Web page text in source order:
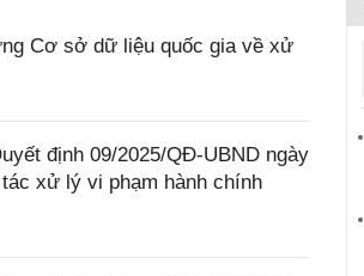
Cơ sở dữ liệu quốc gia về xử
định 09/2025/QĐ-UBND ngày
xử lý vi phạm hành chính